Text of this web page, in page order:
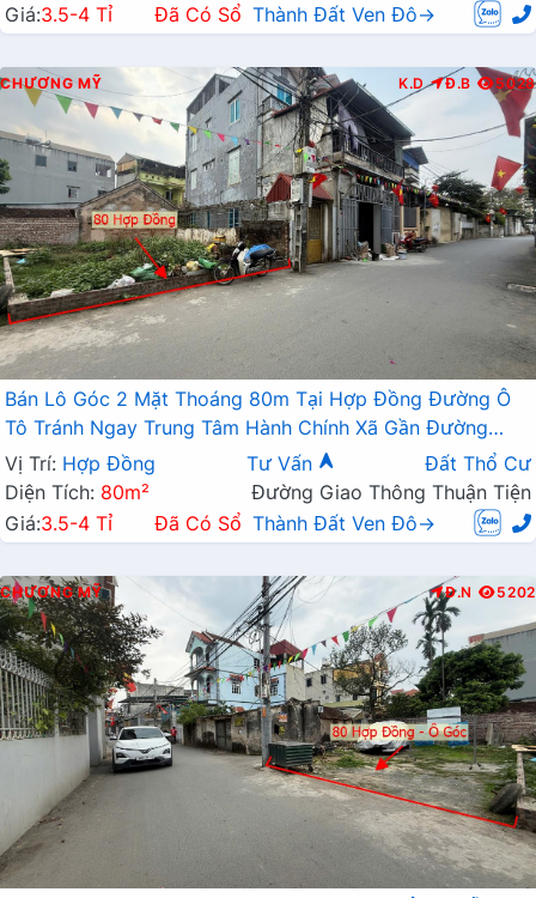
Giá:3.5-4 Tỉ Đã Có Sổ Thành Đất Ven Đô→
CHƯƠNG MỸ K.D Đ.B 5028
Bán Lô Góc 2 Mặt Thoáng 80m Tại Hợp Đồng Đường Ô
Tô Tránh Ngay Trung Tâm Hành Chính Xã Gần Đường
TL419
Vị Trí: Hợp Đồng Tư Vấn
Đất Thổ Cư
Diện Tích: 80m²
Đường Giao Thông Thuận Tiện
Giá:3.5-4 Tỉ Đã Có Sổ Thành Đất Ven Đô→
CHƯƠNG MỸ Đ.N 5202